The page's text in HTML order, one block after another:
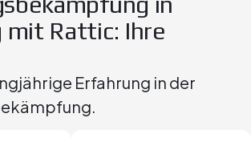
mit Rattic: Ihre
Erfahrung in der